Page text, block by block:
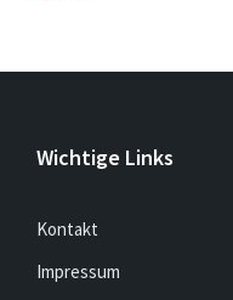
Wichtige Links
Kontakt
Impressum